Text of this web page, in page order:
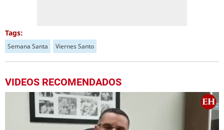
Tags:
Semana Santa Viernes Santo
VIDEOS RECOMENDADOS